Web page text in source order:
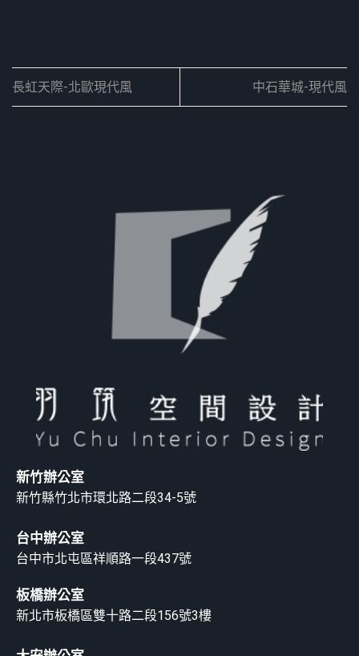
長虹天際-北歐現代風 中石華城-現代風
新竹辦公室
新竹縣竹北市環北路二段34-5號
台中辦公室
台中市北屯區祥順路一段437號
板橋辦公室
新北市板橋區雙十路二段156號3樓